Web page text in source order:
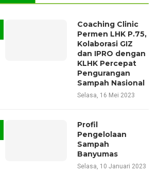
Coaching Clinic
Permen LHK P.75,
Kolaborasi GIZ
dan IPRO dengan
KLHK Percepat
Pengurangan
Sampah Nasional
Selasa, 16 Mei 2023
Profil
Pengelolaan
Sampah
Banyumas
Selasa, 10 Januari 2023